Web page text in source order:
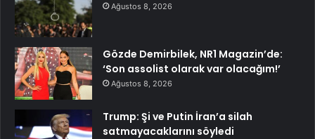
Ağustos 8, 2026
Gözde Demirbilek, NR1 Magazin’de:
‘Son assolist olarak var olacağım!’
Ağustos 8, 2026
Trump: Şi ve Putin İran’a silah
satmayacaklarını söyledi